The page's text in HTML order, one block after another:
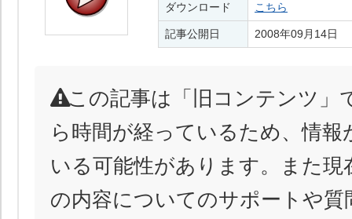
ダウンロード こちら
記事公開日 2008年09月14日
この記事は「旧コンテンツ」
ら時間が経っているため、情報
いる可能性があります。また現
の内容についてのサポートや質